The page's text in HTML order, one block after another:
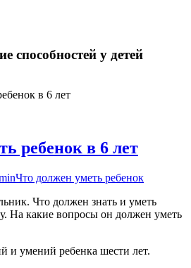
способностей у детей
в 6 лет
ребенок в 6 лет
Что должен уметь ребенок
Что должен знать и уметь
На какие вопросы он должен уметь
и умений ребенка шести лет.